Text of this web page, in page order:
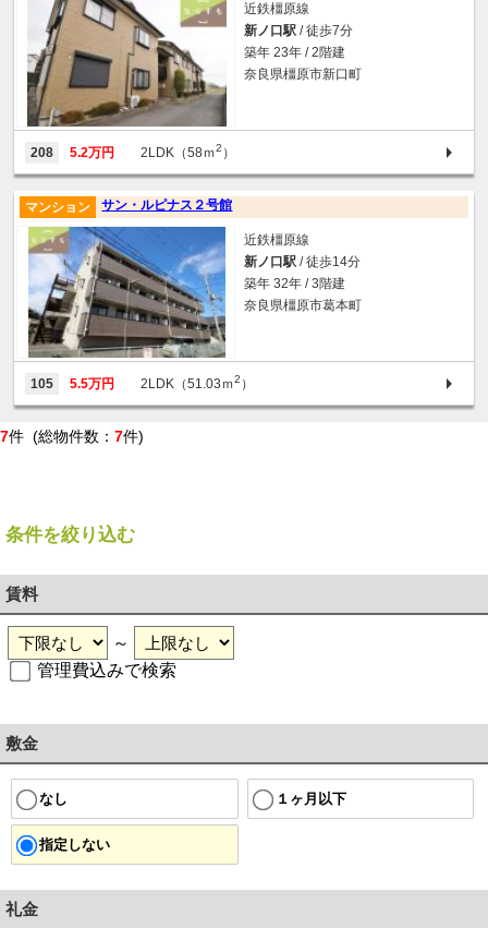
近鉄橿原線
新ノ口駅 / 徒歩7分
築年 23年 / 2階建
奈良県橿原市新口町
208 5.2万円 2LDK（58ｍ2 ）
サン・ルピナス２号館
マンション
近鉄橿原線
新ノ口駅 / 徒歩14分
築年 32年 / 3階建
奈良県橿原市葛本町
105 5.5万円 2LDK（51.03ｍ2 ）
7件 (総物件数： 7件)
条件を絞り込む
賃料
～
管理費込みで検索
敷金
なし １ヶ月以下
指定しない
礼金